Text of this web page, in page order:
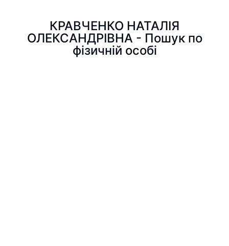
КРАВЧЕНКО НАТАЛІЯ
ОЛЕКСАНДРІВНА - Пошук по
фізичній особі